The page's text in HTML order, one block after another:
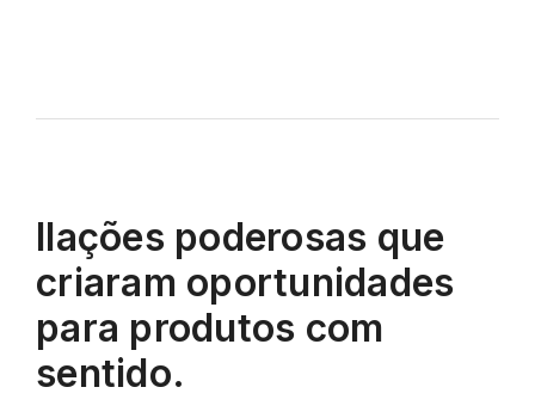
Ilações poderosas que
criaram oportunidades
para produtos com
sentido.